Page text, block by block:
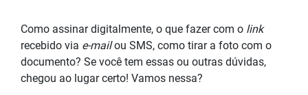
Como assinar digitalmente, o que fazer com o link
recebido via e-mailou SMS, como tirar a foto com o
documento? Se você tem essas ou outras dúvidas,
chegou ao lugar certo! Vamos nessa?